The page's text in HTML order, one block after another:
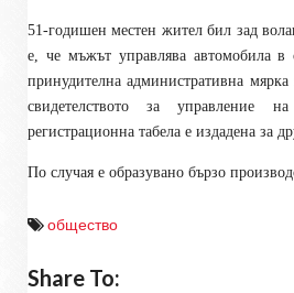
51-годишен местен жител бил зад
е, че мъжът управлява автомобила в
принудителна административна
свидетелството за управление
регистрационна табела е издадена за
По случая е образувано бързо
общество
Share To: